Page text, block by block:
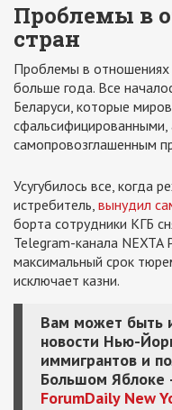
Проблемы в
стран
Проблемы в
больше года. Все
Беларуси, которые
сфальсифицированными,
самопровозглашенным
Усугубилось все, когда
истребитель, вынудил
борта сотрудники КГБ
Telegram-канала NEXTA
максимальный срок
исключает казни.
Вам может быть
новости Нью-
иммигрантов и
Большом Яблоке
ForumDaily New